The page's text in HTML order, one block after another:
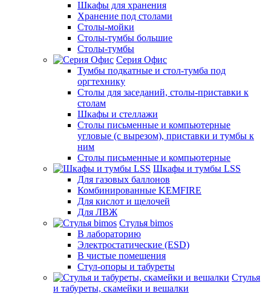
Шкафы для хранения
Хранение под столами
Столы-мойки
Столы-тумбы большие
Столы-тумбы
Серия Офис
Тумбы подкатные и стол-тумба под
оргтехнику
Столы для заседаний, столы-приставки к
столам
Шкафы и стеллажи
Столы письменные и компьютерные
угловые (с вырезом), приставки и тумбы к
ним
Столы письменные и компьютерные
Шкафы и тумбы LSS
Для газовых баллонов
Комбинированные KEMFIRE
Для кислот и щелочей
Для ЛВЖ
Стулья bimos
В лабораторию
Электростатические (ESD)
В чистые помещения
Стул-опоры и табуреты
Стулья
и табуреты, скамейки и вешалки